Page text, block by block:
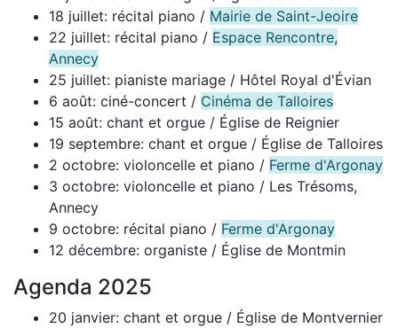
18 juillet: récital piano / Mairie de Saint-Jeoire
22 juillet: récital piano / Espace Rencontre,
Annecy
25 juillet: pianiste mariage / Hôtel Royal d'Évian
6 août: ciné-concert / Cinéma de Talloires
15 août: chant et orgue / Église de Reignier
19 septembre: chant et orgue / Église de Talloires
2 octobre: violoncelle et piano / Ferme d'Argonay
3 octobre: violoncelle et piano / Les Trésoms,
Annecy
9 octobre: récital piano / Ferme d'Argonay
12 décembre: organiste / Église de Montmin
Agenda 2025
20 janvier: chant et orgue / Église de Montvernier